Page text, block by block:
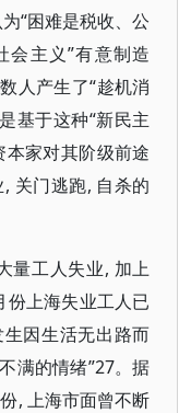
“困难是税收、公
会主义”有意制造
人产生了“趁机消
基于这种“新民主
本家对其阶级前途
关门逃跑, 自杀的
量工人失业, 加上
份上海失业工人已
因生活无出路而
满的情绪”27。据
, 上海市面曾不断